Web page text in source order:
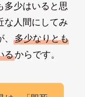
多少はいると思
な人間にしてみ
多少なりとも
るからです。